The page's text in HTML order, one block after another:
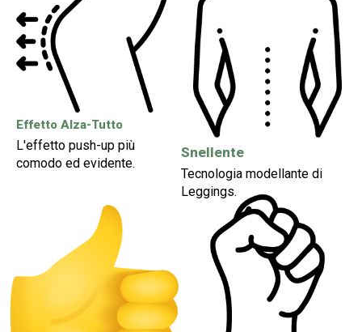
Effetto Alza-Tutto
L'effetto push-up più
comodo ed evidente.
Snellente
Tecnologia modellante di
Leggings.